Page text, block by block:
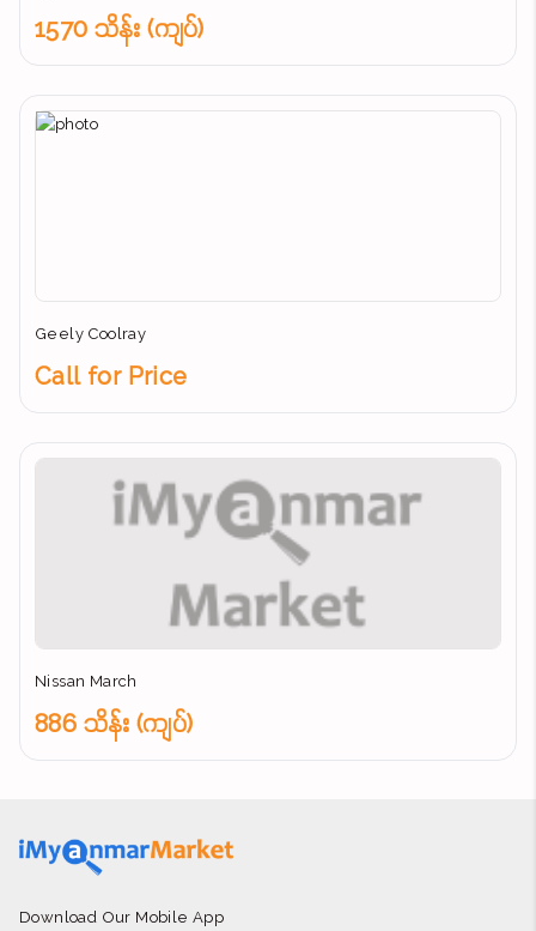
1570 သိန်း (ကျပ်)
Geely Coolray
Call for Price
Nissan March
886 သိန်း (ကျပ်)
Download Our Mobile App